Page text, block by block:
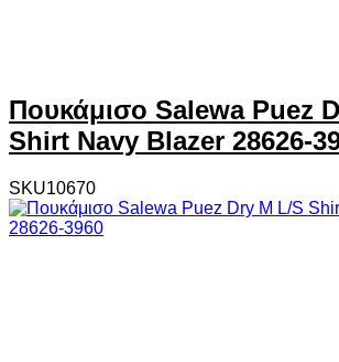
Πουκάμισο Salewa Puez
Shirt Navy Blazer 28626-
SKU10670